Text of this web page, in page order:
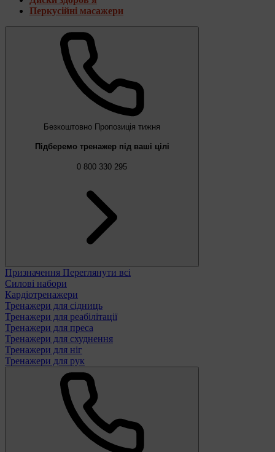
Перкусійні масажери
Безкоштовно Пропозиція тижня
Підберемо тренажер під ваші цілі
0 800 330 295
Призначення Переглянути всі
Силові набори
Кардіотренажери
Тренажери для сідниць
Тренажери для реабілітації
Тренажери для преса
Тренажери для схуднення
Тренажери для ніг
Тренажери для рук